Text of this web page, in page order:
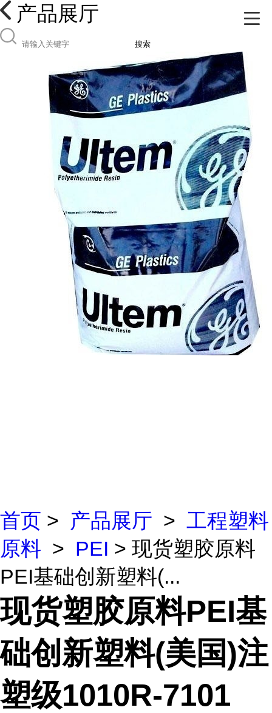
产品展厅
搜索
首页 > 产品展厅 > 工程塑料
原料 > PEI > 现货塑胶原料
PEI基础创新塑料(...
现货塑胶原料PEI基
础创新塑料(美国)注
塑级1010R-7101